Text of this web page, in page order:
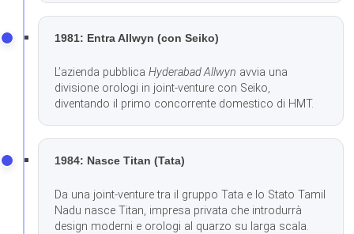
1981: Entra Allwyn (con Seiko)
L’azienda pubblicaHyderabad Allwyn avvia una
divisione orologi in joint-venture con Seiko,
diventando il primo concorrente domestico di HMT.
1984: Nasce Titan (Tata)
Da una joint-venture tra il gruppo Tata e lo Stato Tamil
Nadu nasce Titan, impresa privata che introdurrà
design moderni e orologi al quarzo su larga scala.